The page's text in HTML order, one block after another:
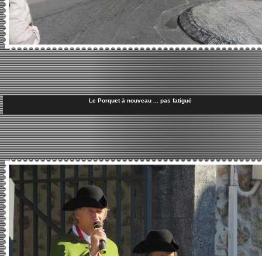
Le Porquet à nouveau ... pas fatigué